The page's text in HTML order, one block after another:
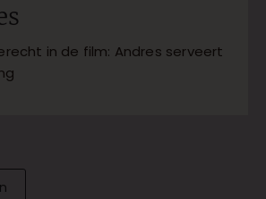
in de film: Andres serveert